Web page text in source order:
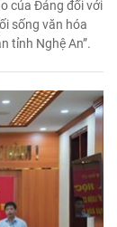
của Đảng đối với
sống văn hóa
tỉnh Nghệ An”.